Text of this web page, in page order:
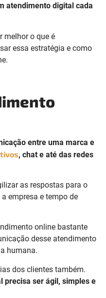
atendimento digital cada
melhor o que é
essa estratégia e como
entre uma marca e
, chat e até das redes
as respostas para o
empresa e tempo de
online bastante
desse atendimento
humana.
dos clientes também.
precisa ser ágil, simples e